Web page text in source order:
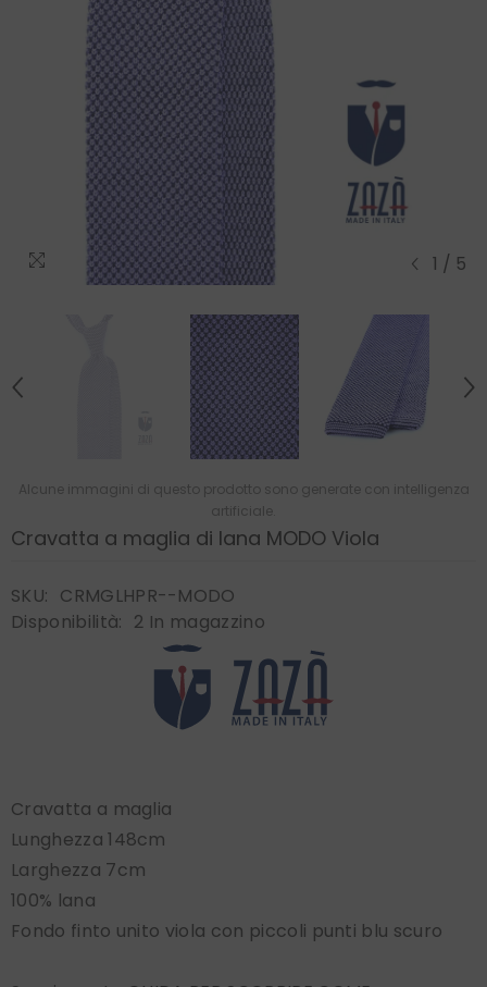
1 / 5
Alcune immagini di questo prodotto sono generate con intelligenza
artificiale.
Cravatta a maglia di lana MODO Viola
SKU: CRMGLHPR--MODO
Disponibilità: 2 In magazzino
Cravatta a maglia
Lunghezza 148cm
Larghezza 7cm
100% lana
Fondo finto unito viola con piccoli punti blu scuro